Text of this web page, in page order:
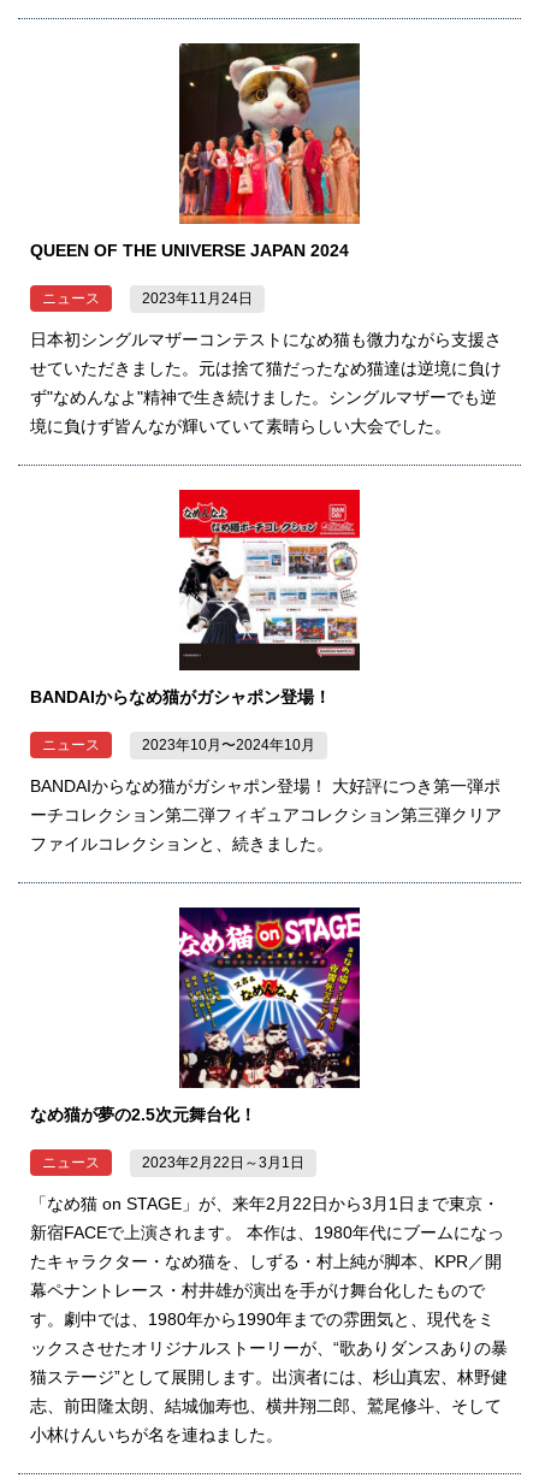
QUEEN OF THE UNIVERSE JAPAN 2024
ニュース 2023年11月24日
日本初シングルマザーコンテストになめ猫も微力ながら支援さ
せていただきました。元は捨て猫だったなめ猫達は逆境に負け
ず"なめんなよ"精神で生き続けました。シングルマザーでも逆
境に負けず皆んなが輝いていて素晴らしい大会でした。
BANDAIからなめ猫がガシャポン登場！
ニュース 2023年10月〜2024年10月
BANDAIからなめ猫がガシャポン登場！ 大好評につき第一弾ポ
ーチコレクション第二弾フィギュアコレクション第三弾クリア
ファイルコレクションと、続きました。
なめ猫が夢の2.5次元舞台化！
ニュース 2023年2月22日～3月1日
「なめ猫 on STAGE」が、来年2月22日から3月1日まで東京・
新宿FACEで上演されます。 本作は、1980年代にブームになっ
たキャラクター・なめ猫を、しずる・村上純が脚本、KPR／開
幕ペナントレース・村井雄が演出を手がけ舞台化したもので
す。劇中では、1980年から1990年までの雰囲気と、現代をミ
ックスさせたオリジナルストーリーが、“歌ありダンスありの暴
猫ステージ”として展開します。出演者には、杉山真宏、林野健
志、前田隆太朗、結城伽寿也、横井翔二郎、鷲尾修斗、そして
小林けんいちが名を連ねました。